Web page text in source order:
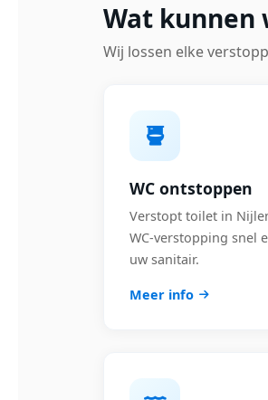
Wat kunnen
Wij lossen elke
WC ontstoppen
Verstopt toilet in
WC-verstopping snel
uw sanitair.
Meer info